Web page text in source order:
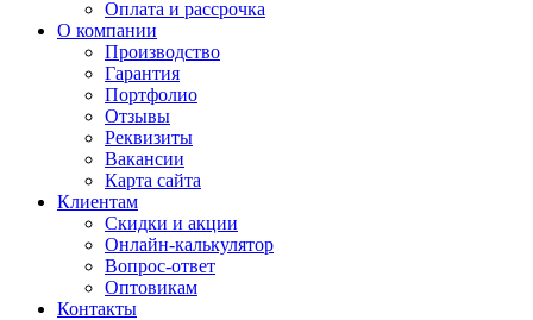
Оплата и рассрочка
О компании
Производство
Гарантия
Портфолио
Отзывы
Реквизиты
Вакансии
Карта сайта
Клиентам
Скидки и акции
Онлайн-калькулятор
Вопрос-ответ
Оптовикам
Контакты